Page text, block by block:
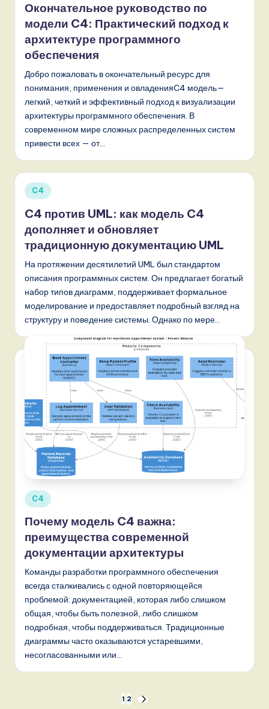
Окончательное руководство по
модели C4: Практический подход к
архитектуре программного
обеспечения
Добро пожаловать в окончательный ресурс для
понимания, применения и овладенияC4 модель—
легкий, четкий и эффективный подход к визуализации
архитектуры программного обеспечения. В
современном мире сложных распределенных систем
привести всех — от…
Опубликовано
C4
C4 против UML: как модель C4
дополняет и обновляет
традиционную документацию UML
На протяжении десятилетий UML был стандартом
описания программных систем. Он предлагает богатый
набор типов диаграмм, поддерживает формальное
моделирование и предоставляет подробный взгляд на
структуру и поведение системы. Однако по мере…
Опубликовано
C4
Почему модель C4 важна:
преимущества современной
документации архитектуры
Команды разработки программного обеспечения
всегда сталкивались с одной повторяющейся
проблемой: документацией, которая либо слишком
общая, чтобы быть полезной, либо слишком
подробная, чтобы поддерживаться. Традиционные
диаграммы часто оказываются устаревшими,
несогласованными или…
1 2
СЛЕД.